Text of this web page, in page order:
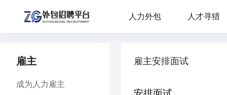
人力外包 人才寻猎
雇主
成为人力雇主
雇主安排面试